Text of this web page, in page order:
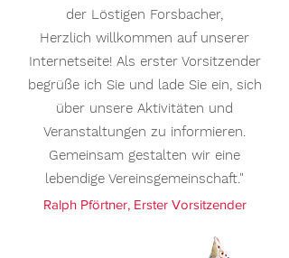
Ralph Pförtner, Erster Vorsitzender
der Löstigen Forsbacher,
Herzlich willkommen auf unserer
Internetseite! Als erster Vorsitzender
begrüße ich Sie und lade Sie ein, sich
über unsere Aktivitäten und
Veranstaltungen zu informieren.
Gemeinsam gestalten wir eine
lebendige Vereinsgemeinschaft."